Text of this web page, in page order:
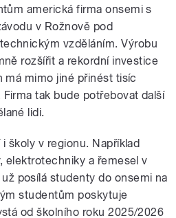
americká firma onsemi s
v Rožnově pod
vzděláním. Výrobu
rozšířit a rekordní investice
má mimo jiné přinést tisíc
tak bude potřebovat další
lidi.
školy v regionu. Například
elektrotechniky a řemesel v
posílá studenty do onsemi na
studentům poskytuje
od školního roku 2025/2026